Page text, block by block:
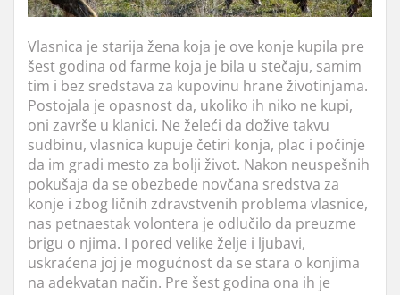
Vlasnica je starija žena koja je ove konje kupila pre
šest godina od farme koja je bila u stečaju, samim
tim i bez sredstava za kupovinu hrane životinjama.
Postojala je opasnost da, ukoliko ih niko ne kupi,
oni završe u klanici. Ne želeći da dožive takvu
sudbinu, vlasnica kupuje četiri konja, plac i počinje
da im gradi mesto za bolji život. Nakon neuspešnih
pokušaja da se obezbede novčana sredstva za
konje i zbog ličnih zdravstvenih problema vlasnice,
nas petnaestak volontera je odlučilo da preuzme
brigu o njima. I pored velike želje i ljubavi,
uskraćena joj je mogućnost da se stara o konjima
na adekvatan način. Pre šest godina ona ih je